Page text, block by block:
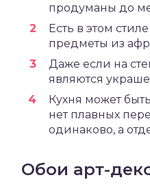
продуманы до
Есть в этом
предметы из
Даже если на
являются
Кухня может
нет плавных
одинаково, а
Обои арт-